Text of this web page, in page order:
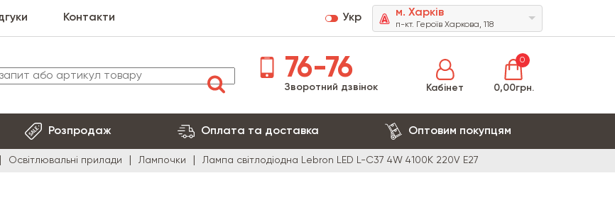
Контакти Укр м. Харків
п-кт. Героїв Харкова, 118
76-76
Зворотний дзвінок Кабінет
0
0,00грн.
Розпродаж Оплата та доставка Оптовим покупцям
Освітлювальні прилади Лампочки Лампа світлодіодна Lebron LED L-C37 4W 4100K 220V E27